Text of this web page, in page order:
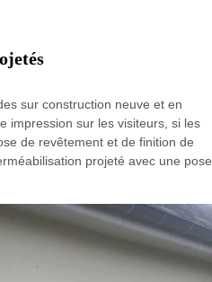
sur construction neuve et en
impression sur les visiteurs, si les
de revêtement et de finition de
projeté avec une pose